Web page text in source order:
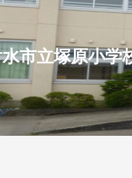
市立塚原小学
創校150周年を迎えます